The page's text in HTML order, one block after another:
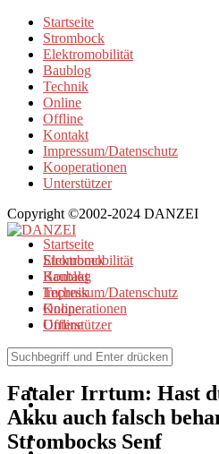
Startseite
Strombock
Elektromobilität
Baublog
Technik
Online
Offline
Kontakt
Impressum/Datenschutz
Kooperationen
Unterstützer
Copyright ©2002-2024 DANZEI
Startseite
Strombock
Kontakt
Impressum/Datenschutz
Kooperationen
Unterstützer
Elektromobilität
Baublog
Technik
Online
Offline
Elektromobilität
Fataler Irrtum: Hast
Akku auch falsch
Strombocks Senf